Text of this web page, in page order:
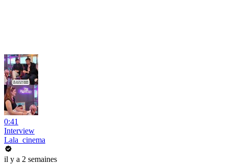
0:41
Interview
Lala_cinema
il y a 2 semaines